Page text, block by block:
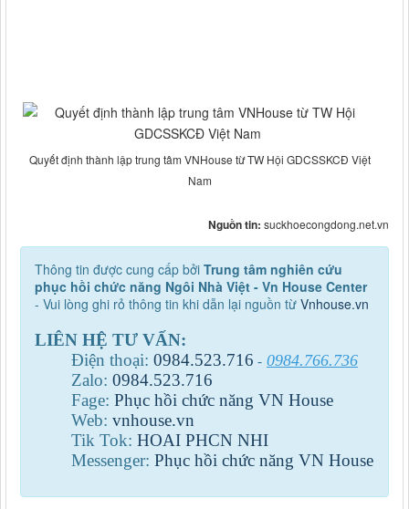
Quyết định thành lập trung tâm VNHouse từ TW Hội GDCSSKCĐ Việt
Nam
Nguồn tin: suckhoecongdong.net.vn
Thông tin được cung cấp bởi Trung tâm nghiên cứu
phục hồi chức năng Ngôi Nhà Việt - Vn House Center
- Vui lòng ghi rỏ thông tin khi dẫn lại nguồn từ Vnhouse.vn
LIÊN HỆ TƯ VẤN:
Điện thoại: 0984.523.716 - 0984.766.736
Zalo: 0984.523.716
Fage: Phục hồi chức năng VN House
Web: vnhouse.vn
Tik Tok: HOAI PHCN NHI
Messenger: Phục hồi chức năng VN House